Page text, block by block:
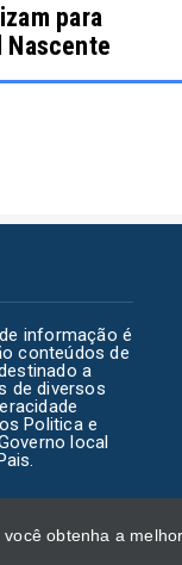
obtenha a
para
Nascente
informação é
conteúdos de
a
de diversos
Politica e
local
do Congresso | Todos